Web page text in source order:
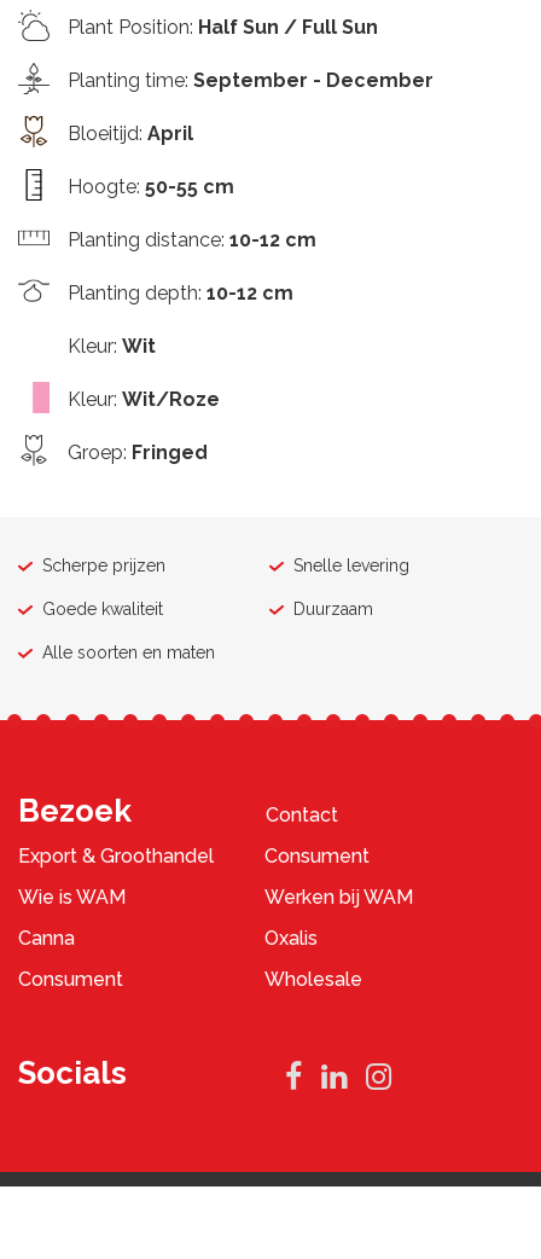
Plant Position: Half Sun / Full Sun
Planting time: September - December
Bloeitijd: April
Hoogte: 50-55 cm
Planting distance: 10-12 cm
Planting depth: 10-12 cm
Kleur: Wit
Kleur: Wit/Roze
Groep: Fringed
Scherpe prijzen Snelle levering
Goede kwaliteit Duurzaam
Alle soorten en maten
Bezoek
Contact
Export & Groothandel
Consument
Wie is WAM
Werken bij WAM
Canna
Oxalis
Consument
Wholesale
Socials